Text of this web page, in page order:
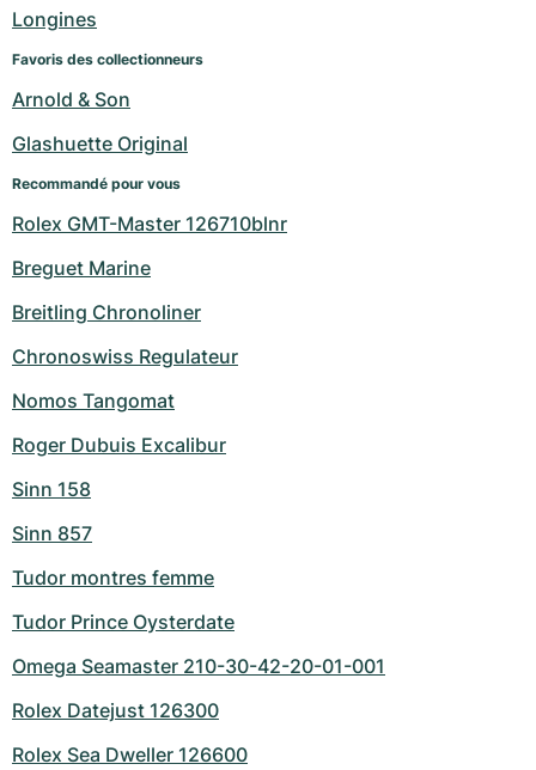
Longines
Favoris des collectionneurs
Arnold & Son
Glashuette Original
Recommandé pour vous
Rolex GMT-Master 126710blnr
Breguet Marine
Breitling Chronoliner
Chronoswiss Regulateur
Nomos Tangomat
Roger Dubuis Excalibur
Sinn 158
Sinn 857
Tudor montres femme
Tudor Prince Oysterdate
Omega Seamaster 210-30-42-20-01-001
Rolex Datejust 126300
Rolex Sea Dweller 126600